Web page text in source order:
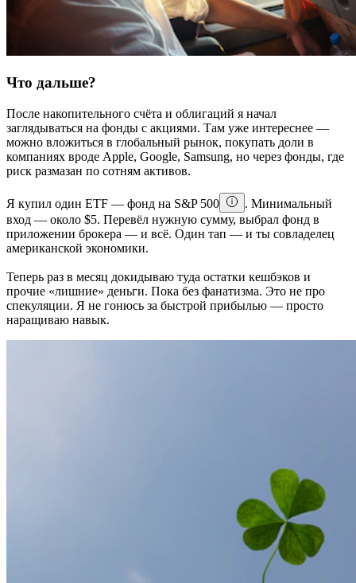
Что дальше?
После накопительного счёта и облигаций я начал
заглядываться на фонды с акциями. Там уже интереснее —
можно вложиться в глобальный рынок, покупать доли в
компаниях вроде Apple, Google, Samsung, но через фонды, где
риск размазан по сотням активов.
Я купил один ETF — фонд на S&P 500
. Минимальный
вход — около $5. Перевёл нужную сумму, выбрал фонд в
приложении брокера — и всё. Один тап — и ты совладелец
американской экономики.
Теперь раз в месяц докидываю туда остатки кешбэков и
прочие «лишние» деньги. Пока без фанатизма. Это не про
спекуляции. Я не гонюсь за быстрой прибылью — просто
наращиваю навык.